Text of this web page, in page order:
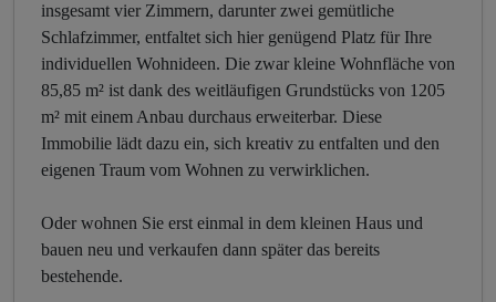
insgesamt vier Zimmern, darunter zwei gemütliche
Schlafzimmer, entfaltet sich hier genügend Platz für Ihre
individuellen Wohnideen. Die zwar kleine Wohnfläche von
85,85 m² ist dank des weitläufigen Grundstücks von 1205
m² mit einem Anbau durchaus erweiterbar. Diese
Immobilie lädt dazu ein, sich kreativ zu entfalten und den
eigenen Traum vom Wohnen zu verwirklichen.
Oder wohnen Sie erst einmal in dem kleinen Haus und
bauen neu und verkaufen dann später das bereits
bestehende.